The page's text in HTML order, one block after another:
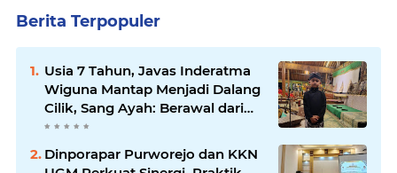
Berita Terpopuler
Usia 7 Tahun, Javas Inderatma
Wiguna Mantap Menjadi Dalang
Cilik, Sang Ayah: Berawal dari
Menonton Wayang di YouTube
Dinporapar Purworejo dan KKN